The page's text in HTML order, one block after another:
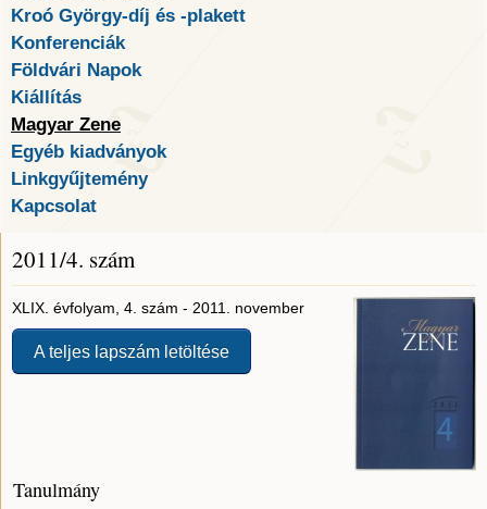
Kroó György-díj és -plakett
Konferenciák
Földvári Napok
Kiállítás
Magyar Zene
Egyéb kiadványok
Linkgyűjtemény
Kapcsolat
2011/4. szám
XLIX. évfolyam, 4. szám - 2011. november
A teljes lapszám letöltése
Tanulmány